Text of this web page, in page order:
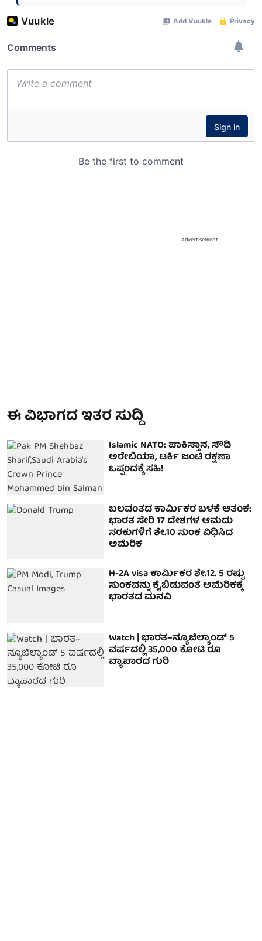
Advertisement
ಈ ವಿಭಾಗದ ಇತರ ಸುದ್ದಿ
Islamic NATO: ಪಾಕಿಸ್ತಾನ, ಸೌದಿ
ಅರೇಬಿಯಾ, ಟರ್ಕಿ ಜಂಟಿ ರಕ್ಷಣಾ
ಒಪ್ಪಂದಕ್ಕೆ ಸಹಿ!
ಬಲವಂತದ ಕಾರ್ಮಿಕರ ಬಳಕೆ ಆತಂಕ:
ಭಾರತ ಸೇರಿ 17 ದೇಶಗಳ ಆಮದು
ಸರಕುಗಳಿಗೆ ಶೇ.10 ಸುಂಕ ವಿಧಿಸಿದ
ಅಮೆರಿಕ
H-2A visa ಕಾರ್ಮಿಕರ ಶೇ.12. 5 ರಷ್ಟು
ಸುಂಕವನ್ನು ಕೈಬಿಡುವಂತೆ ಅಮೆರಿಕಕ್ಕೆ
ಭಾರತದ ಮನವಿ
Watch | ಭಾರತ–ನ್ಯೂಜಿಲ್ಯಾಂಡ್ 5
ವರ್ಷದಲ್ಲಿ 35,000 ಕೋಟಿ ರೂ
ವ್ಯಾಪಾರದ ಗುರಿ